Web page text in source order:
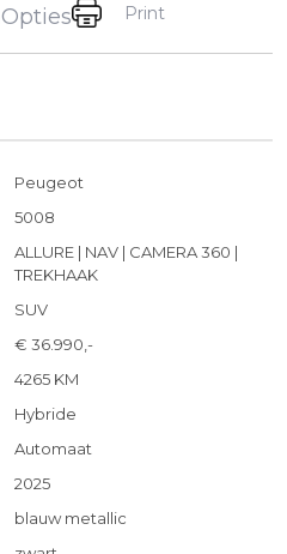
Opties Print
Peugeot
5008
ALLURE | NAV | CAMERA 360 |
TREKHAAK
SUV
€ 36.990,-
4265 KM
Hybride
Automaat
2025
blauw metallic